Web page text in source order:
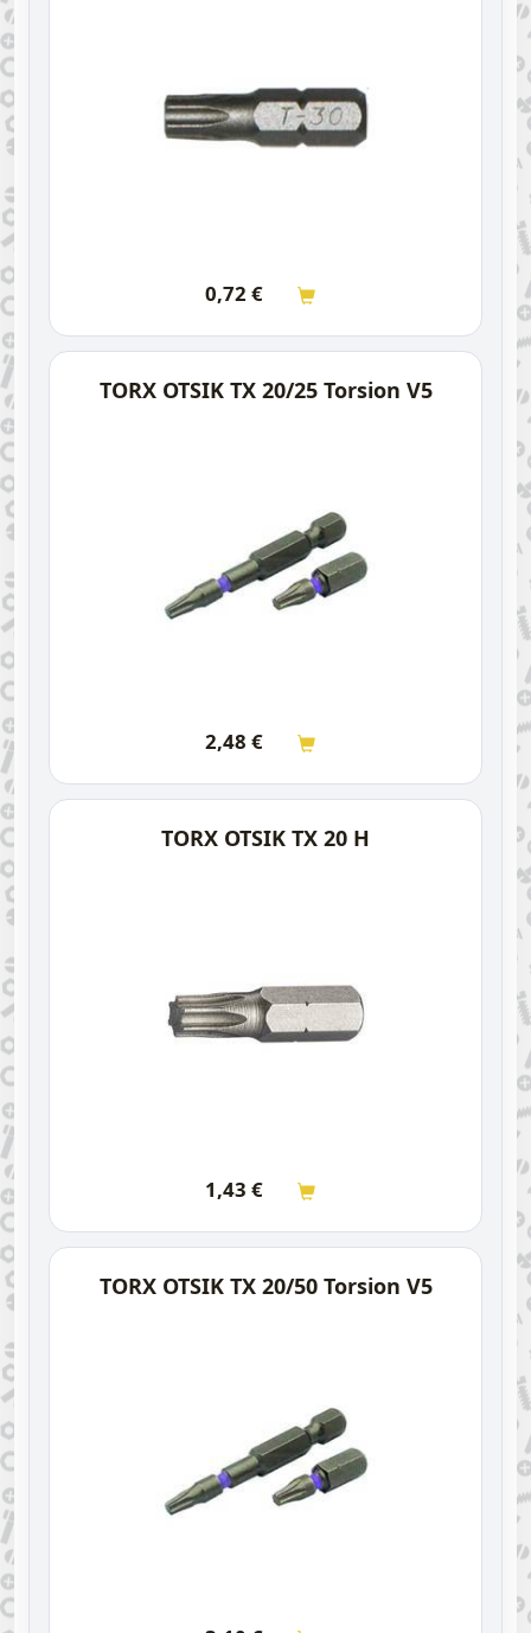
0,72 €
TORX OTSIK TX 20/25 Torsion V5
2,48 €
TORX OTSIK TX 20 H
1,43 €
TORX OTSIK TX 20/50 Torsion V5